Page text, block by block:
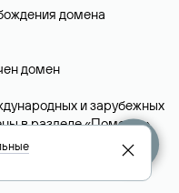
домена
домен
и зарубежных
в разделе «Помощь».